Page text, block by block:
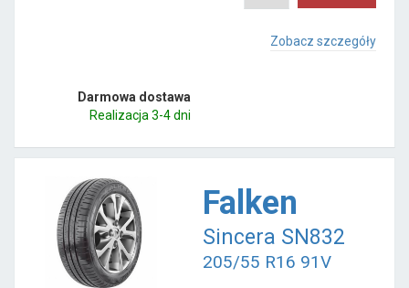
Zobacz szczegóły
Darmowa dostawa
Realizacja 3-4 dni
Falken
Sincera SN832
205/55 R16 91V